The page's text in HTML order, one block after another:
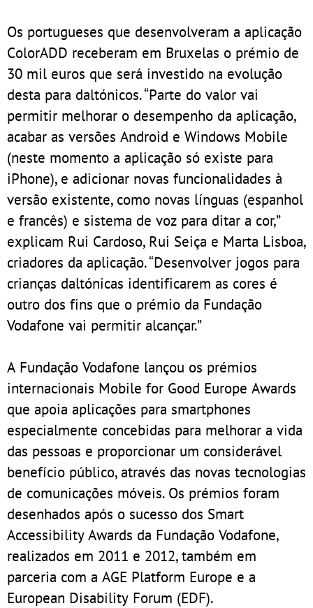
Os portugueses que desenvolveram a aplicação
ColorADD receberam em Bruxelas o prémio de
30 mil euros que será investido na evolução
desta para daltónicos. “Parte do valor vai
permitir melhorar o desempenho da aplicação,
acabar as versões Android e Windows Mobile
(neste momento a aplicação só existe para
iPhone), e adicionar novas funcionalidades à
versão existente, como novas línguas (espanhol
e francês) e sistema de voz para ditar a cor,”
explicam Rui Cardoso, Rui Seiça e Marta Lisboa,
criadores da aplicação. “Desenvolver jogos para
crianças daltónicas identificarem as cores é
outro dos fins que o prémio da Fundação
Vodafone vai permitir alcançar.”
A Fundação Vodafone lançou os prémios
internacionais Mobile for Good Europe Awards
que apoia aplicações para smartphones
especialmente concebidas para melhorar a vida
das pessoas e proporcionar um considerável
benefício público, através das novas tecnologias
de comunicações móveis. Os prémios foram
desenhados após o sucesso dos Smart
Accessibility Awards da Fundação Vodafone,
realizados em 2011 e 2012, também em
parceria com a AGE Platform Europe e a
European Disability Forum (EDF).